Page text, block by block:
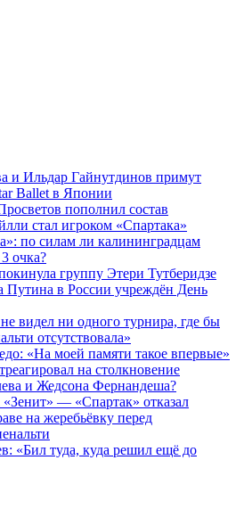
и Ильдар Гайнутдинов примут
Ballet в Японии
пополнил состав
стал игроком «Спартака»
по силам ли калининградцам
очка?
группу Этери Тутберидзе
Путина в России учреждён День
видел ни одного турнира, где бы
отсутствовала»
«На моей памяти такое впервые»
на столкновение
и Жедсона Фернандеша?
— «Спартак» отказал
на жеребьёвку перед
«Бил туда, куда решил ещё до